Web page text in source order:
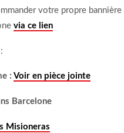
votre propre bannière
via ce lien
: Voir en pièce jointe
Barcelone
Misioneras